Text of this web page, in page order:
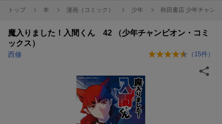
トップ 本 漫画（コミック） 少年 秋田書店 少年チャン
魔入りました！入間くん 42 （少年チャンピオン・コミ
ックス）
西修 （ 15件）